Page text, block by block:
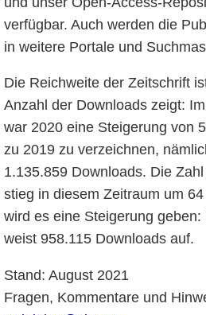
verfügbar. Auch werden die
in weitere Portale und
Die Reichweite der Zeitschrift
Anzahl der Downloads zeigt:
war 2020 eine Steigerung von
zu 2019 zu verzeichnen,
1.135.859 Downloads. Die
stieg in diesem Zeitraum um
wird es eine Steigerung
weist 958.115 Downloads auf.
Stand: August 2021
Fragen, Kommentare und